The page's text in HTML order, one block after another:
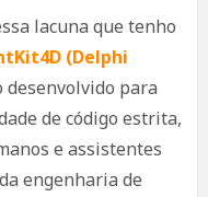
lacuna que tenho
(Delphi
desenvolvido para
de código estrita,
e assistentes
engenharia de